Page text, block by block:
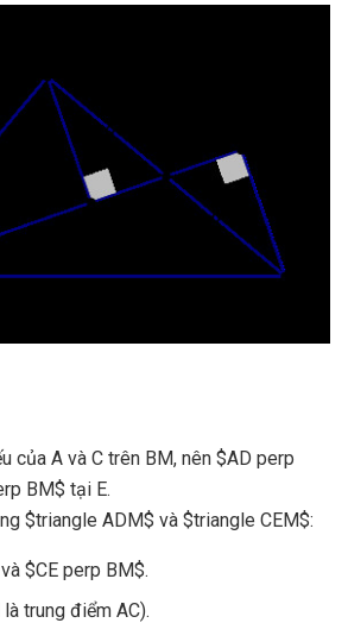
của A và C trên BM, nên $AD perp
BM$ tại E.
$triangle ADM$ và $triangle CEM$:
$CE perp BM$.
trung điểm AC).